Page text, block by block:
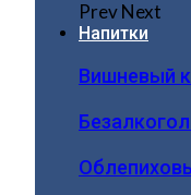
PrevNext
Напитки
Вишневый